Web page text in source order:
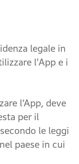
legale in
l'App e i
l’App, deve
per il
le leggi
paese in cui